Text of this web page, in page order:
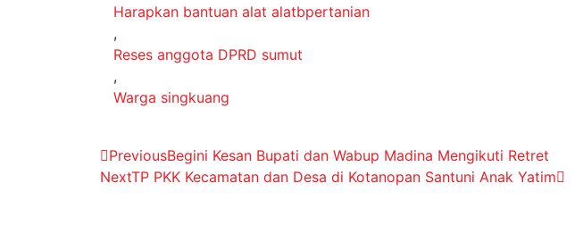
Harapkan bantuan alat alatbpertanian
,
Reses anggota DPRD sumut
,
Warga singkuang
PreviousBegini Kesan Bupati dan Wabup Madina Mengikuti Retret
NextTP PKK Kecamatan dan Desa di Kotanopan Santuni Anak Yatim